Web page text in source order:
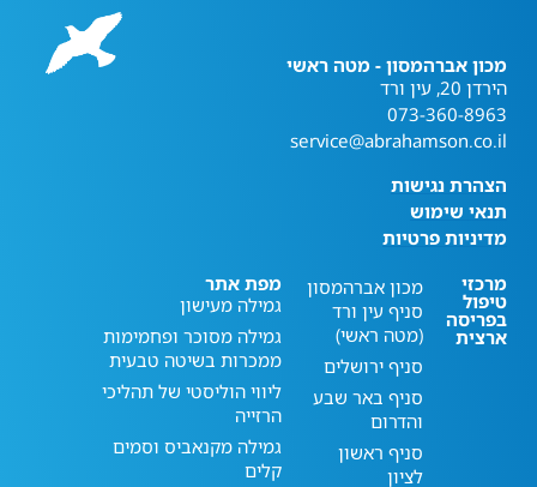
מכון אברהמסון - מטה ראשי
הירדן 20, עין ורד
073-360-8963
service@abrahamson.co.il
הצהרת נגישות
תנאי שימוש
מדיניות פרטיות
מרכזי
טיפול
בפריסה
ארצית
מכון אברהמסון
סניף עין ורד
(מטה ראשי)
סניף ירושלים
סניף באר שבע
והדרום
סניף ראשון
לציון
מפת אתר
גמילה מעישון
גמילה מסוכר ופחמימות
ממכרות בשיטה טבעית
ליווי הוליסטי של תהליכי
הרזייה
גמילה מקנאביס וסמים
קלים